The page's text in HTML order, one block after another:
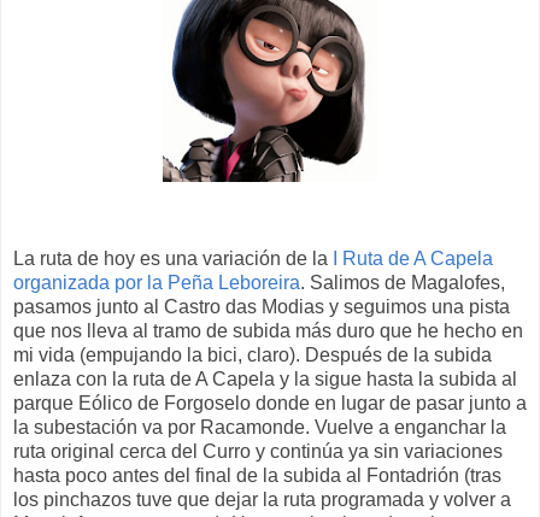
La ruta de hoy es una variación de la
I Ruta de A Capela
organizada por la Peña Leboreira. Salimos de Magalofes,
pasamos junto al Castro das Modias y seguimos una pista
que nos lleva al tramo de subida más duro que he hecho en
mi vida (empujando la bici, claro). Después de la subida
enlaza con la ruta de A Capela y la sigue hasta la subida al
parque Eólico de Forgoselo donde en lugar de pasar junto a
la subestación va por Racamonde. Vuelve a enganchar la
ruta original cerca del Curro y continúa ya sin variaciones
hasta poco antes del final de la subida al Fontadrión (tras
los pinchazos tuve que dejar la ruta programada y volver a